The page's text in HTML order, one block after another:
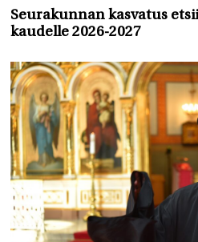
Seurakunnan kasvatus
kaudelle 2026-2027